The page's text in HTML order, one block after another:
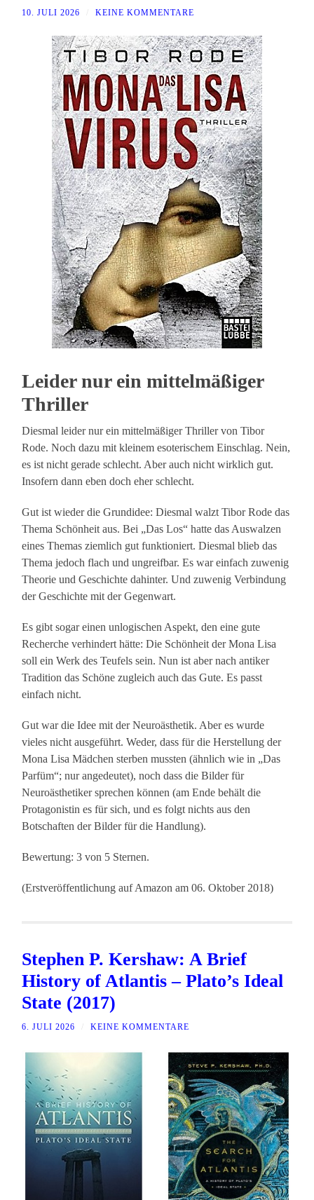
10. JULI 2026 KEINE KOMMENTARE
Leider nur ein mittelmäßiger
Thriller
Diesmal leider nur ein mittelmäßiger Thriller von Tibor
Rode. Noch dazu mit kleinem esoterischem Einschlag. Nein,
es ist nicht gerade schlecht. Aber auch nicht wirklich gut.
Insofern dann eben doch eher schlecht.
Gut ist wieder die Grundidee: Diesmal walzt Tibor Rode das
Thema Schönheit aus. Bei „Das Los“ hatte das Auswalzen
eines Themas ziemlich gut funktioniert. Diesmal blieb das
Thema jedoch flach und ungreifbar. Es war einfach zuwenig
Theorie und Geschichte dahinter. Und zuwenig Verbindung
der Geschichte mit der Gegenwart.
Es gibt sogar einen unlogischen Aspekt, den eine gute
Recherche verhindert hätte: Die Schönheit der Mona Lisa
soll ein Werk des Teufels sein. Nun ist aber nach antiker
Tradition das Schöne zugleich auch das Gute. Es passt
einfach nicht.
Gut war die Idee mit der Neuroästhetik. Aber es wurde
vieles nicht ausgeführt. Weder, dass für die Herstellung der
Mona Lisa Mädchen sterben mussten (ähnlich wie in „Das
Parfüm“; nur angedeutet), noch dass die Bilder für
Neuroästhetiker sprechen können (am Ende behält die
Protagonistin es für sich, und es folgt nichts aus den
Botschaften der Bilder für die Handlung).
Bewertung: 3 von 5 Sternen.
(Erstveröffentlichung auf Amazon am 06. Oktober 2018)
Stephen P. Kershaw: A Brief
History of Atlantis – Plato’s Ideal
State (2017)
6. JULI 2026 KEINE KOMMENTARE